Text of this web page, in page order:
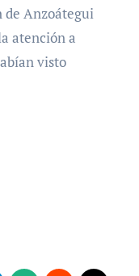
de Anzoátegui
atención a
visto